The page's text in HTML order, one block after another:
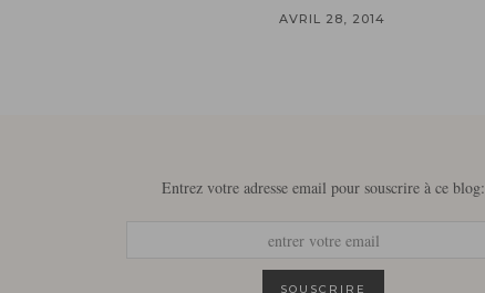
AVRIL 28, 2014
Entrez votre adresse email pour souscrire à ce blog: